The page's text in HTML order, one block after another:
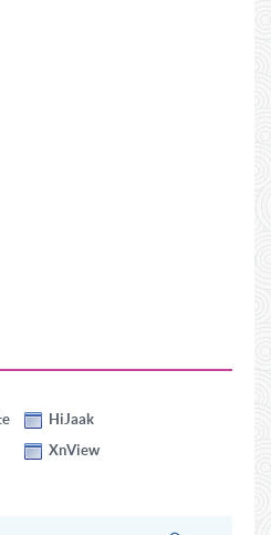
HiJaak
XnView